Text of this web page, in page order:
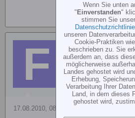
frank.wagner
Member
17.08.2010, 08:16
Wenn Sie unten
"Einverstanden"
stimmen Sie
Datenschutzrichtlinie
unseren
Cookie-Praktiken
beschrieben zu. Sie
außerdem an, dass
möglicherweise
Landes gehostet wird
Erhebung,
Verarbeitung Ihrer
Land, in dem dieses
gehostet wird,